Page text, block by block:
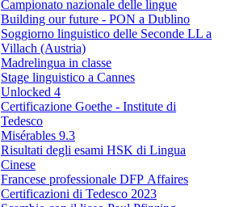
Campionato nazionale delle lingue
Building our future - PON a Dublino
Soggiorno linguistico delle Seconde LL a
Villach (Austria)
Madrelingua in classe
Stage linguistico a Cannes
Unlocked 4
Certificazione Goethe - Institute di
Tedesco
Misérables 9.3
Risultati degli esami HSK di Lingua
Cinese
Francese professionale DFP Affaires
Certificazioni di Tedesco 2023